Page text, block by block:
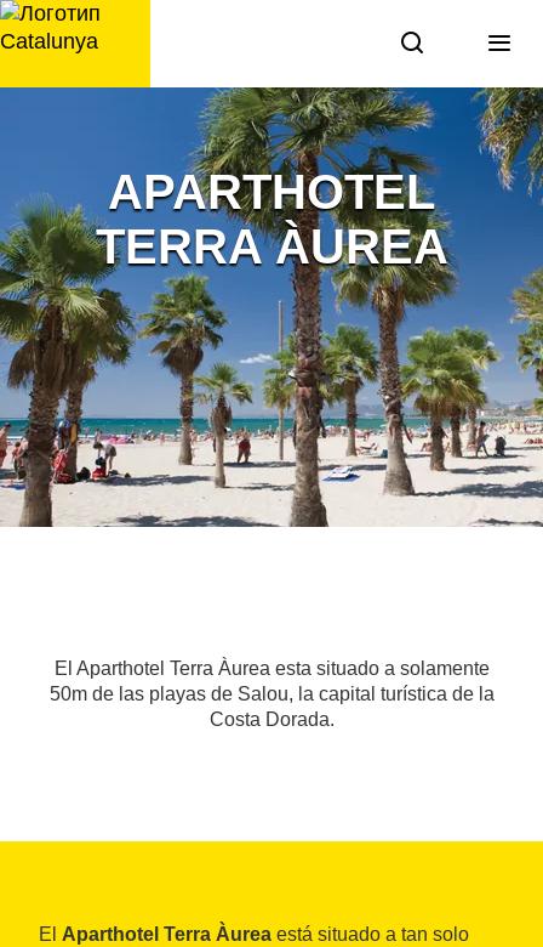
перейти
к
APARTHOTEL
TERRA ÀUREA
El Aparthotel Terra Àurea esta situado a solamente
50m de las playas de Salou, la capital turística de la
Costa Dorada.
El Aparthotel Terra Àurea está situado a tan solo